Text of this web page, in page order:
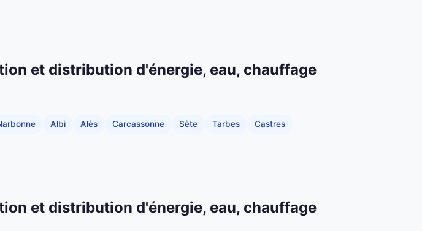
et distribution d'énergie, eau, chauffage
Albi Alès Carcassonne Sète Tarbes Castres
et distribution d'énergie, eau, chauffage